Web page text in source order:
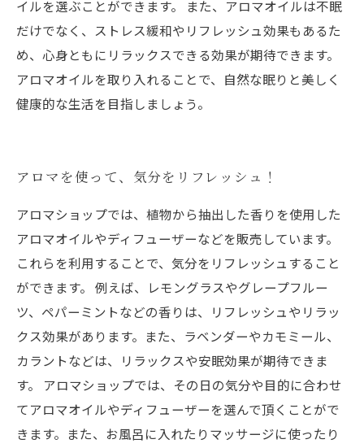
イルを選ぶことができます。 また、アロマオイルは不眠
だけでなく、ストレス緩和やリフレッシュ効果もあるた
め、心身ともにリラックスできる効果が期待できます。
アロマオイルを取り入れることで、自然な眠りと美しく
健康的な生活を目指しましょう。
アロマを使って、気分をリフレッシュ！
アロマショップでは、植物から抽出した香りを使用した
アロマオイルやディフューザーなどを販売しています。
これらを利用することで、気分をリフレッシュすること
ができます。 例えば、レモングラスやグレープフルー
ツ、ペパーミントなどの香りは、リフレッシュやリラッ
クス効果があります。また、ラベンダーやカモミール、
カラントなどは、リラックスや安眠効果が期待できま
す。 アロマショップでは、その日の気分や目的に合わせ
てアロマオイルやディフューザーを選んで頂くことがで
きます。また、お風呂に入れたりマッサージに使ったり